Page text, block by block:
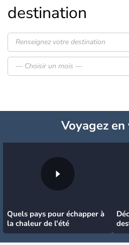
destination
— Choisir un mois —
Voyagezen
Quels pays pour échapper à
la chaleur de l'été